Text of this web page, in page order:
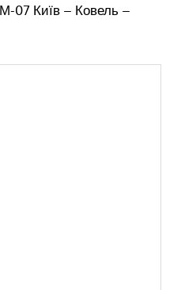
07 Київ – Ковель –